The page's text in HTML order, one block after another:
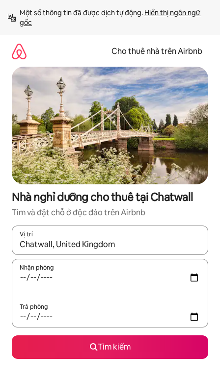
đến
Một số thông tin đã được dịch tự động. Hiển thị ngôn ngữ
gốc
Cho thuê nhà trên Airbnb
Nhà nghỉ dưỡng cho thuê tại Chatwall
Tìm và đặt chỗ ở độc đáo trên Airbnb
Vị trí
Khi có kết quả, hãy điều hướng bằng phím mũi tên lên và
Nhận phòng
Trả phòng
Tìm kiếm